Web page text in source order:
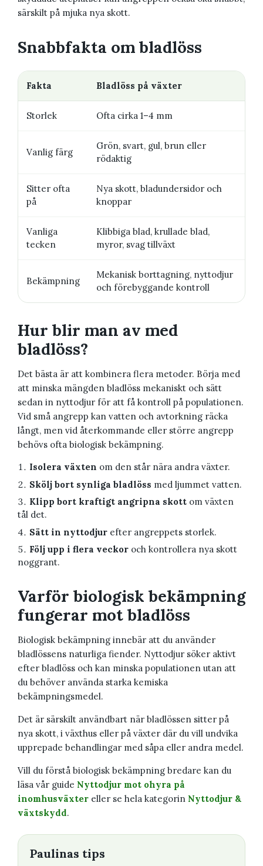
särskilt på mjuka nya skott.
Snabbfakta om bladlöss
Fakta Bladlöss på växter
Storlek Ofta cirka 1–4 mm
Vanlig färg
Grön, svart, gul, brun eller
rödaktig
Sitter ofta
på
Nya skott, bladundersidor och
knoppar
Vanliga
tecken
Klibbiga blad, krullade blad,
myror, svag tillväxt
Bekämpning
Mekanisk borttagning, nyttodjur
och förebyggande kontroll
Hur blir man av med
bladlöss?
Det bästa är att kombinera flera metoder. Börja med
att minska mängden bladlöss mekaniskt och sätt
sedan in nyttodjur för att få kontroll på populationen.
Vid små angrepp kan vatten och avtorkning räcka
långt, men vid återkommande eller större angrepp
behövs ofta biologisk bekämpning.
Isolera växten om den står nära andra växter.
Skölj bort synliga bladlöss med ljummet vatten.
Klipp bort kraftigt angripna skott om växten
tål det.
Sätt in nyttodjur efter angreppets storlek.
Följ upp i flera veckor och kontrollera nya skott
noggrant.
Varför biologisk bekämpning
fungerar mot bladlöss
Biologisk bekämpning innebär att du använder
bladlössens naturliga fiender. Nyttodjur söker aktivt
efter bladlöss och kan minska populationen utan att
du behöver använda starka kemiska
bekämpningsmedel.
Det är särskilt användbart när bladlössen sitter på
nya skott, i växthus eller på växter där du vill undvika
upprepade behandlingar med såpa eller andra medel.
Vill du förstå biologisk bekämpning bredare kan du
läsa vår guide Nyttodjur mot ohyra på
inomhusväxter eller se hela kategorin Nyttodjur &
växtskydd.
Paulinas tips